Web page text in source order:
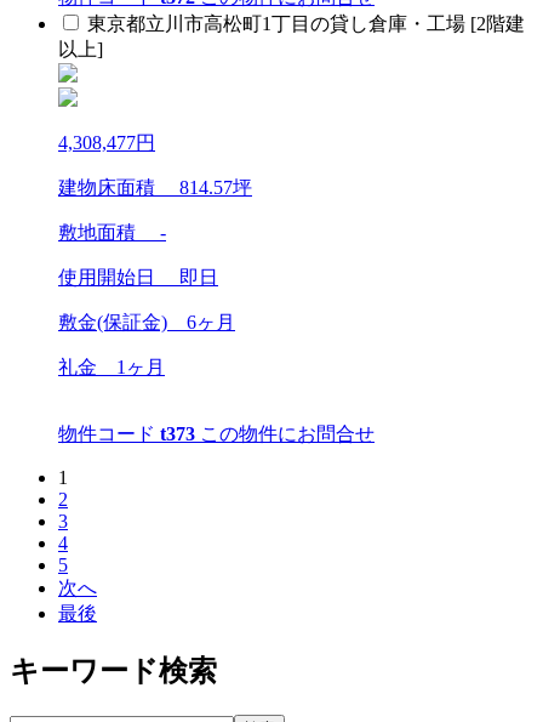
東京都立川市高松町1丁目の貸し倉庫・工場 [2階建
以上]
4,308,477円
建物床面積 814.57坪
敷地面積 -
使用開始日 即日
敷金(保証金) 6ヶ月
礼金 1ヶ月
物件コード t373 この物件にお問合せ
1
2
3
4
5
次へ
最後
キーワード検索